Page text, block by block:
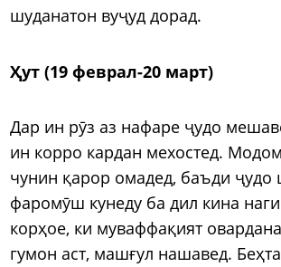
шуданатон вуҷуд дорад.
Ҳут (19 феврал-20 март)
Дар ин рӯз аз нафаре ҷудо
ин корро кардан мехостед.
чунин қарор омадед, баъди ҷудо
фаромӯш кунеду ба дил кина
корҳое, ки муваффақият
гумон аст, машғул нашавед.